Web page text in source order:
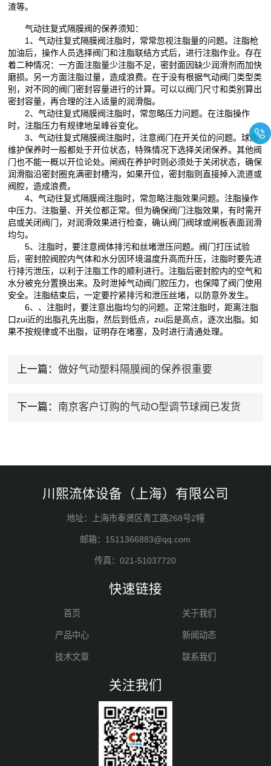
渣等。
气动往复式隔膜阀的保养须知：
1、气动往复式隔膜阀注脂时，常常忽视注脂量的问题。注脂枪
加油后，操作人员选择阀门和注脂联结方式后，进行注脂作业。存在
着二种情况：一方面注脂量少注脂不足，密封面因缺少润滑剂而加快
磨损。另一方面注脂过量，造成浪费。在于没有根据气动阀门类型类
别，对不同的阀门密封容量进行的计算。可以以阀门尺寸和类别算出
密封容量，再合理的注入适量的润滑脂。
2、气动往复式隔膜阀注脂时，常忽略压力问题。在注脂操作
时，注脂压力有规律地呈峰谷变化。
3、气动往复式隔膜阀注脂时，注意阀门在开关位的问题。球阀
维护保养时一般都处于开位状态，特殊情况下选择关闭保养。其他阀
门也不能一概以开位论处。闸阀在养护时则必须处于关闭状态，确保
润滑脂沿密封圈充满密封槽沟，如果开位，密封脂则直接掉入流道或
阀腔，造成浪费。
4、气动往复式隔膜阀注脂时，常忽略注脂效果问题。注脂操作
中压力、注脂量、开关位都正常。但为确保阀门注脂效果，有时需开
启或关闭阀门，对润滑效果进行检查，确认阀门阀球或闸板表面润滑
均匀。
5、注脂时，要注意阀体排污和丝堵泄压问题。阀门打压试验
后，密封腔阀腔内气体和水分因环境温度升高而升压，注脂时要先进
行排污泄压，以利于注脂工作的顺利进行。注脂后密封腔内的空气和
水分被充分置换出来。及时泄掉气动阀门腔压力，也保障了阀门使用
安全。注脂结束后，一定要拧紧排污和泄压丝堵，以防意外发生。
6、、注脂时，要注意出脂均匀的问题。正常注脂时，距离注脂
口zui近的出脂孔先出脂，然后到低点，zui后是高点，逐次出脂。如
果不按规律或不出脂，证明存在堵塞，及时进行清通处理。
上一篇： 做好气动塑料隔膜阀的保养很重要
下一篇： 南京客户订购的气动O型调节球阀已发货
川熙流体设备（上海）有限公司
地址：上海市奉贤区青工路268号2幢
邮箱：1511366883@qq.com
传真：021-51037720
快速链接
首页 关于我们
产品中心 新闻动态
技术文章 联系我们
关注我们